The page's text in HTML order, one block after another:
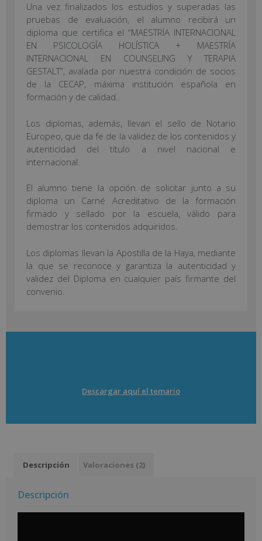
Una vez finalizados los estudios y superadas las
pruebas de evaluación, el alumno recibirá un
diploma que certifica el “MAESTRÍA INTERNACIONAL
EN PSICOLOGÍA HOLÍSTICA + MAESTRÍA
INTERNACIONAL EN COUNSELING Y TERAPIA
GESTALT”, avalada por nuestra condición de socios
de la CECAP, máxima institución española en
formación y de calidad.
Los diplomas, además, llevan el sello de Notario
Europeo, que da fe de la validez de los contenidos y
autenticidad del título a nivel nacional e
internacional.
El alumno tiene la opción de solicitar junto a su
diploma un Carné Acreditativo de la formación
firmado y sellado por la escuela, válido para
demostrar los contenidos adquiridos.
Los diplomas llevan la Apostilla de la Haya, mediante
la que se reconoce y garantiza la autenticidad y
validez del Diploma en cualquier país firmante del
convenio.
Descargar aquí el temario
Descripción Valoraciones (2)
Descripción